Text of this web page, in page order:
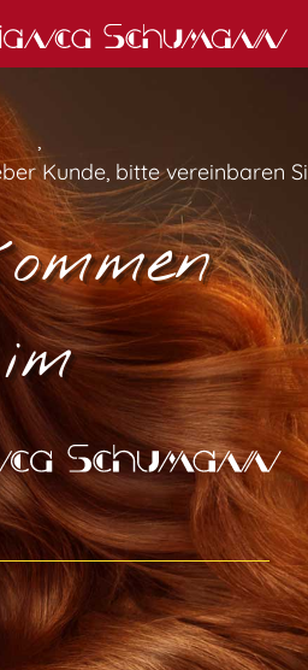
,
Sie für Ihren
im